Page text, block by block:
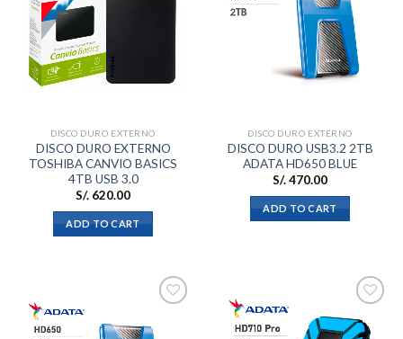
Añadir
DISCO DURO EXTERNO
DISCO DURO EXTERNO
TOSHIBA CANVIO BASICS
4TB USB 3.0
S/. 620.00
ADD TO CART
Añadir
a la
lista de
deseos
DISCO DURO EXTERNO
DISCO DURO USB3.2 2TB
ADATA HD650 BLUE
S/.470.00
ADD TO CART